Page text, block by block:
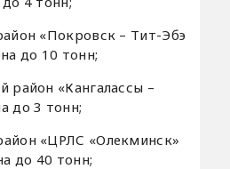
«Покровск – Тит-Эбэ
до 10 тонн;
район «Кангалассы –
до 3 тонн;
«ЦРЛС «Олекминск»
до 40 тонн;